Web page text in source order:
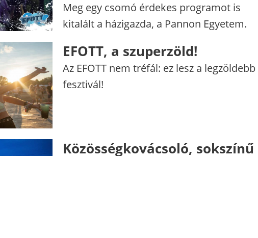
Meg egy csomó érdekes programot is
kitalált a házigazda, a Pannon Egyetem.
EFOTT, a szuperzöld!
Az EFOTT nem tréfál: ez lesz a legzöldebb
fesztivál!
Közösségkovácsoló, sokszínű